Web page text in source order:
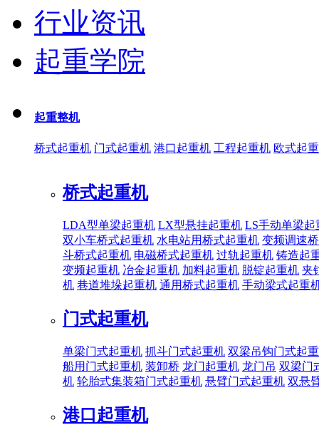
行业资讯
起重学院
起重整机
桥式起重机 门式起重机 港口起重机 工程起重机 欧式起
桥式起重机
LDA型单梁起重机 LX型悬挂起重机 LS手动单梁起
双小车桥式起重机 水电站用桥式起重机 变频调速
斗桥式起重机 电磁桥式起重机 过轨起重机 铸造起
变频起重机 冶金起重机 加料起重机 脱锭起重机 夹
机 巷道堆垛起重机 通用桥式起重机 手动梁式起重
门式起重机
单梁门式起重机 抓斗门式起重机 双梁吊钩门式起
船用门式起重机 装卸桥 龙门起重机 龙门吊 双梁门
机 轮胎式集装箱门式起重机 悬臂门式起重机 双悬
港口起重机